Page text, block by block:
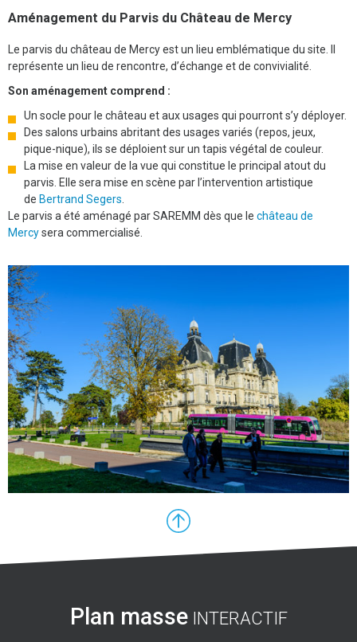
Aménagement du Parvis du Château de Mercy
Le parvis du château de Mercy est un lieu emblématique du site. Il
représente un lieu de rencontre, d’échange et de convivialité.
Son aménagement comprend :
Un socle pour le château et aux usages qui pourront s’y déployer.
Des salons urbains abritant des usages variés (repos, jeux,
pique-nique), ils se déploient sur un tapis végétal de couleur.
La mise en valeur de la vue qui constitue le principal atout du
parvis. Elle sera mise en scène par l’intervention artistique
de Bertrand Segers
Le parvis a été aménagé par SAREMM dès que le château de
Mercysera commercialisé.
Plan masseINTERACTIF